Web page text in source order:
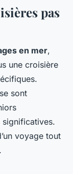
pas
en mer,
une croisière
se sont
voyage tout